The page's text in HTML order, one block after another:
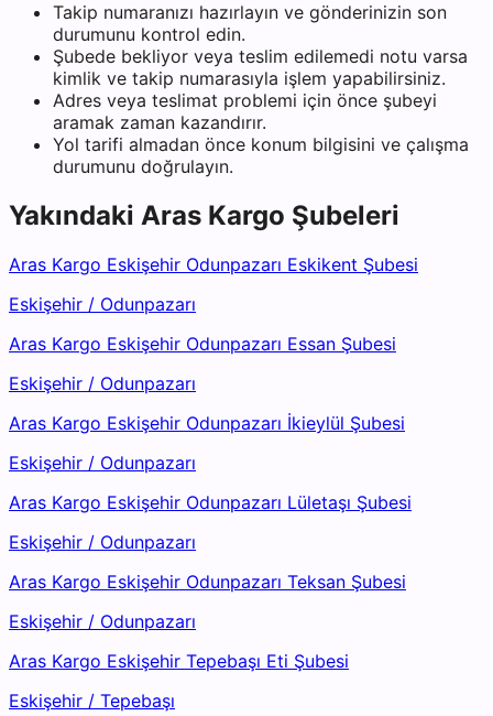
Takip numaranızı hazırlayın ve gönderinizin son
durumunu kontrol edin.
Şubede bekliyor veya teslim edilemedi notu varsa
kimlik ve takip numarasıyla işlem yapabilirsiniz.
Adres veya teslimat problemi için önce şubeyi
aramak zaman kazandırır.
Yol tarifi almadan önce konum bilgisini ve çalışma
durumunu doğrulayın.
Yakındaki Aras Kargo Şubeleri
Aras Kargo Eskişehir Odunpazarı Eskikent Şubesi
Eskişehir / Odunpazarı
Aras Kargo Eskişehir Odunpazarı Essan Şubesi
Eskişehir / Odunpazarı
Aras Kargo Eskişehir Odunpazarı İkieylül Şubesi
Eskişehir / Odunpazarı
Aras Kargo Eskişehir Odunpazarı Lületaşı Şubesi
Eskişehir / Odunpazarı
Aras Kargo Eskişehir Odunpazarı Teksan Şubesi
Eskişehir / Odunpazarı
Aras Kargo Eskişehir Tepebaşı Eti Şubesi
Eskişehir / Tepebaşı